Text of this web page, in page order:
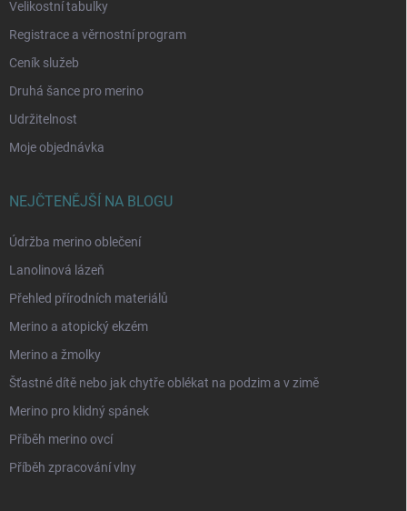
Velikostní tabulky
Registrace a věrnostní program
Ceník služeb
Druhá šance pro merino
Udržitelnost
Moje objednávka
NEJČTENĚJŠÍ NA BLOGU
Údržba merino oblečení
Lanolinová lázeň
Přehled přírodních materiálů
Merino a atopický ekzém
Merino a žmolky
Šťastné dítě nebo jak chytře oblékat na podzim a v zimě
Merino pro klidný spánek
Příběh merino ovcí
Příběh zpracování vlny